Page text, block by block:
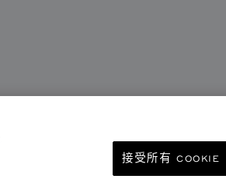
接受所有 COOKIE